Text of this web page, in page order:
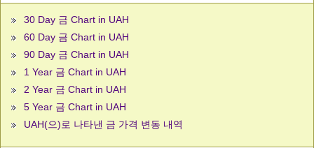
30 Day 금 Chart in UAH
60 Day 금 Chart in UAH
90 Day 금 Chart in UAH
1 Year 금 Chart in UAH
2 Year 금 Chart in UAH
5 Year 금 Chart in UAH
UAH(으)로 나타낸 금 가격 변동 내역